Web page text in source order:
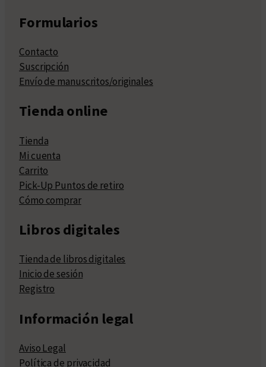
Formularios
Contacto
Suscripción
Envío de manuscritos/originales
Tienda online
Tienda
Mi cuenta
Carrito
Pick-Up Puntos de retiro
Cómo comprar
Libros digitales
Tienda de libros digitales
Inicio de sesión
Registro
Información legal
Aviso Legal
Política de privacidad